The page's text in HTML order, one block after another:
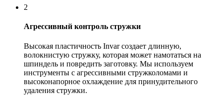
2
Агрессивный контроль стружки
Высокая пластичность Invar создает длинную,
волокнистую стружку, которая может намотаться на
шпиндель и повредить заготовку. Мы используем
инструменты с агрессивными стружколомами и
высоконапорное охлаждение для принудительного
удаления стружки.